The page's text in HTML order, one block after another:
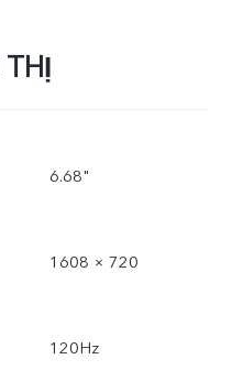
6.68"
1608 × 720
120Hz